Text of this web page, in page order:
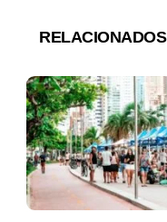
RELACIONADOS